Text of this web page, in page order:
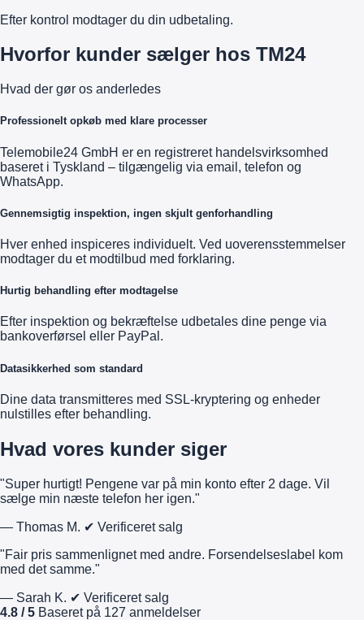
Efter kontrol modtager du din udbetaling.
Hvorfor kunder sælger hos TM24
Hvad der gør os anderledes
Professionelt opkøb med klare processer
Telemobile24 GmbH er en registreret handelsvirksomhed
baseret i Tyskland – tilgængelig via email, telefon og
WhatsApp.
Gennemsigtig inspektion, ingen skjult genforhandling
Hver enhed inspiceres individuelt. Ved uoverensstemmelser
modtager du et modtilbud med forklaring.
Hurtig behandling efter modtagelse
Efter inspektion og bekræftelse udbetales dine penge via
bankoverførsel eller PayPal.
Datasikkerhed som standard
Dine data transmitteres med SSL-kryptering og enheder
nulstilles efter behandling.
Hvad vores kunder siger
"Super hurtigt! Pengene var på min konto efter 2 dage. Vil
sælge min næste telefon her igen."
— Thomas M. ✔ Verificeret salg
"Fair pris sammenlignet med andre. Forsendelseslabel kom
med det samme."
— Sarah K. ✔ Verificeret salg
4.8 / 5 Baseret på 127 anmeldelser